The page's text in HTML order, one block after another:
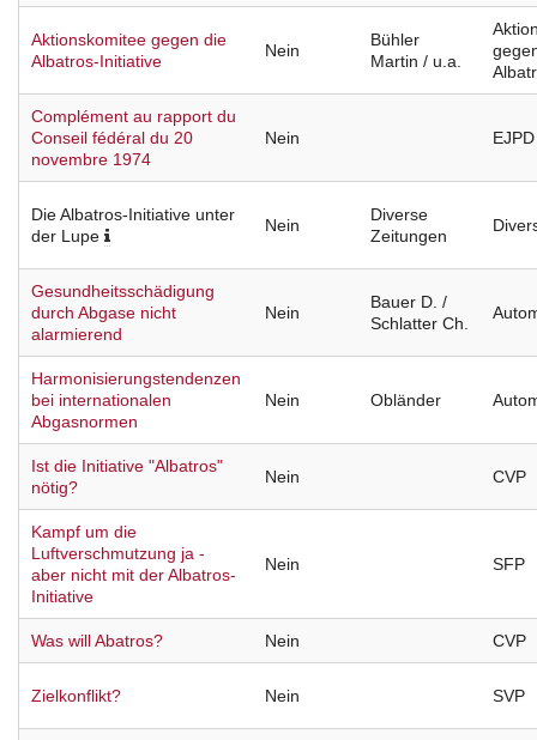
Aktionskomitee gegen die
Albatros-Initiative
Nein
Bühler
Martin / u.a.
Complément au rapport du
Conseil fédéral du 20
novembre 1974
Nein EJPD
Die Albatros-Initiative unter
der Lupe
Nein
Diverse
Zeitungen
Gesundheitsschädigung
durch Abgase nicht
alarmierend
Nein
Bauer D. /
Schlatter Ch.
Harmonisierungstendenzen
bei internationalen
Abgasnormen
Nein Obländer
Ist die Initiative "Albatros"
nötig?
Nein CVP
Kampf um die
Luftverschmutzung ja -
aber nicht mit der Albatros-
Initiative
Nein SFP
Was will Abatros? Nein CVP
Zielkonflikt? Nein SVP